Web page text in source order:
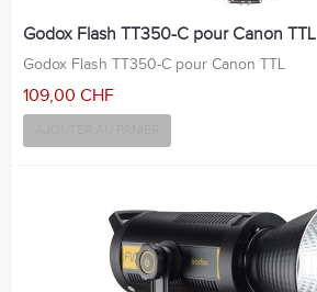
Godox Flash TT350-C pour Canon TTL
Godox Flash TT350-C pour Canon TTL
109,00 CHF